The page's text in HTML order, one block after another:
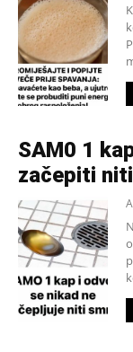
SAM0 1
začepiti